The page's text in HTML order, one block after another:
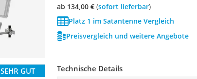
ab 134,00 €( Sofort lieferbar)
Platz 1 im Satantenne Vergleich
Preisvergleich und weitere Angebote
SEHR GUT
Technische Details